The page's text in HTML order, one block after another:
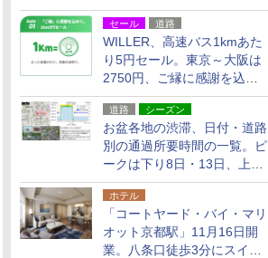
セール 道路
WILLER、高速バス1kmあた
り5円セール。東京～大阪は
2750円、ご縁に感謝を込め
た20周年記念キャンペーン
道路 シーズン
お盆各地の渋滞、日付・道路
別の通過所要時間の一覧。ピ
ークは下り8日・13日、上り
14日・15日
ホテル
「コートヤード・バイ・マリ
オット京都駅」11月16日開
業。八条口徒歩3分にスイー